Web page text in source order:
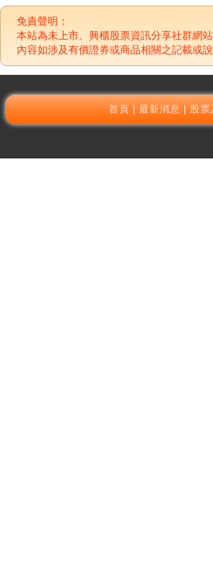
免責聲明：
本站為未上市、興櫃股票資訊分享社群網
內容如涉及有價證券或商品相關之記載或
首頁|最新消息|股票